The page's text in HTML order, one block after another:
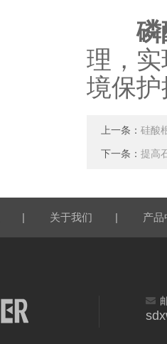
磷
理，
境保
上一条： 硅酸
下一条： 提高
| 关于我们 | 产品